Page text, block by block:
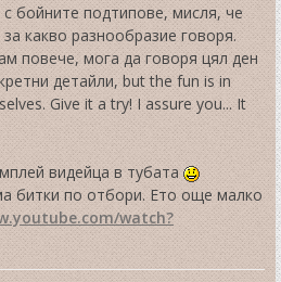
бойните подтипове, мисля, че
какво разнообразие говоря.
повече, мога да говоря цял ден
детайли, but the fun is in
Give it a try! I assure you... It
видейца в тубата
битки по отбори. Ето още малко
watch?